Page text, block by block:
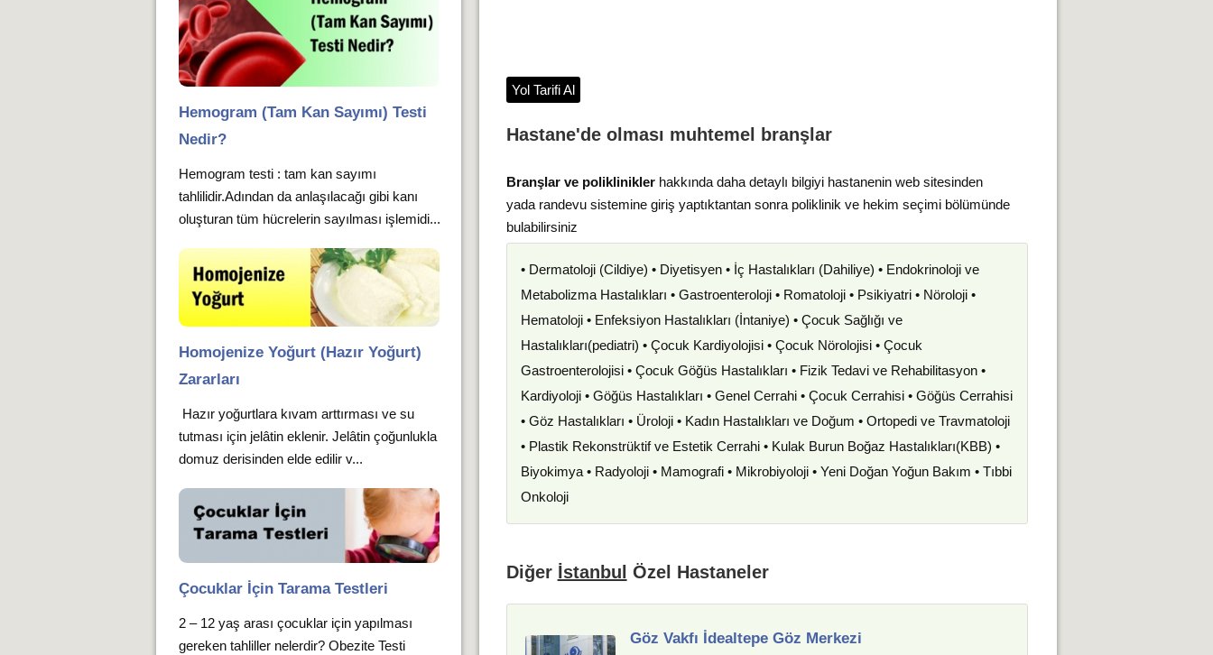
Yol Tarifi Al
Hastane'de olması muhtemel branşlar
Branşlar ve polikliniklerhakkında daha detaylı bilgiyi hastanenin web sitesinden
yada randevu sistemine giriş yaptıktantan sonra poliklinik ve hekim seçimi bölümünde
bulabilirsiniz
• Dermatoloji (Cildiye) • Diyetisyen • İç Hastalıkları (Dahiliye) • Endokrinoloji ve
Metabolizma Hastalıkları • Gastroenteroloji • Romatoloji • Psikiyatri • Nöroloji •
Hematoloji • Enfeksiyon Hastalıkları (İntaniye) • Çocuk Sağlığı ve
Hastalıkları(pediatri) • Çocuk Kardiyolojisi • Çocuk Nörolojisi • Çocuk
Gastroenterolojisi • Çocuk Göğüs Hastalıkları • Fizik Tedavi ve Rehabilitasyon •
Kardiyoloji • Göğüs Hastalıkları • Genel Cerrahi • Çocuk Cerrahisi • Göğüs Cerrahisi
• Göz Hastalıkları • Üroloji • Kadın Hastalıkları ve Doğum • Ortopedi ve Travmatoloji
• Plastik Rekonstrüktif ve Estetik Cerrahi • Kulak Burun Boğaz Hastalıkları(KBB) •
Biyokimya • Radyoloji • Mamografi • Mikrobiyoloji • Yeni Doğan Yoğun Bakım • Tıbbi
Onkoloji
Diğer İstanbul Özel Hastaneler
Göz Vakfı İdealtepe Göz Merkezi
Hemogram (Tam Kan Sayımı) Testi
Nedir?
Hemogram testi : tam kan sayımı
tahlilidir.Adından da anlaşılacağı gibi kanı
oluşturan tüm hücrelerin sayılması işlemidi...
Homojenize Yoğurt (Hazır Yoğurt)
Zararları
Hazır yoğurtlara kıvam arttırması ve su
tutması için jelâtin eklenir. Jelâtin çoğunlukla
domuz derisinden elde edilir v...
Çocuklar İçin Tarama Testleri
2 – 12 yaş arası çocuklar için yapılması
gereken tahliller nelerdir? Obezite Testi